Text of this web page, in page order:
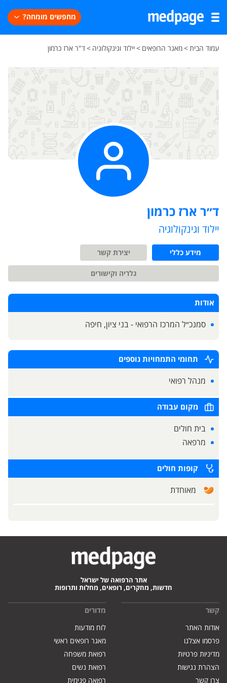
מחפשים מומחה?
עמוד הבית>מאגר הרופאים >יילוד וגינקולוגיה >ד"ר ארז כרמון
ד״ר ארז כרמון
יילוד וגינקולוגיה
מידע כללי יצירת קשר
גלריה וקישורים
אודות
סמנכ״ל המרכז הרפואי - בני ציון, חיפה
תחומי התמחויות נוספים
מנהל רפואי
מקום עבודה
בית חולים
מרפאה
קופות חולים
מאוחדת
אתר הרפואה של ישראל
חדשות, מחקרים, רופאים, מחלות ותרופות
קשר
אודות האתר
פרסמו אצלנו
מדיניות פרטיות
הצהרת נגישות
צרו קשר
מדורים
לוח מודעות
מאגר רופאים ראשי
רפואת משפחה
רפואת נשים
רפואה פנימית